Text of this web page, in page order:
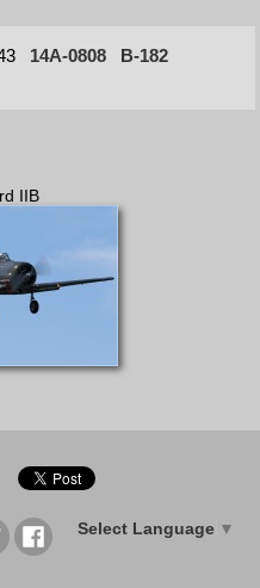
14A-0808
B-182
IIB
Select Language ▼